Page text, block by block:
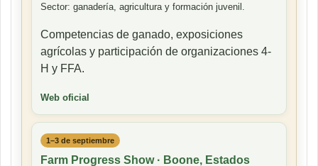
Sector: ganadería, agricultura y formación juvenil.
Competencias de ganado, exposiciones
agrícolas y participación de organizaciones 4-
H y FFA.
Web oficial
1–3 de septiembre
Farm Progress Show · Boone, Estados